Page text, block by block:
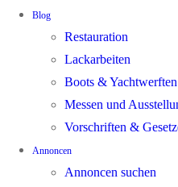
Blog
Restauration
Lackarbeiten
Boots & Yachtwerften
Messen und
Vorschriften &
Annoncen
Annoncen suchen